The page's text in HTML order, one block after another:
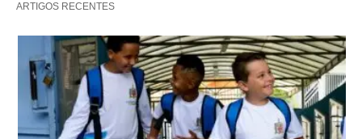
ARTIGOS RECENTES